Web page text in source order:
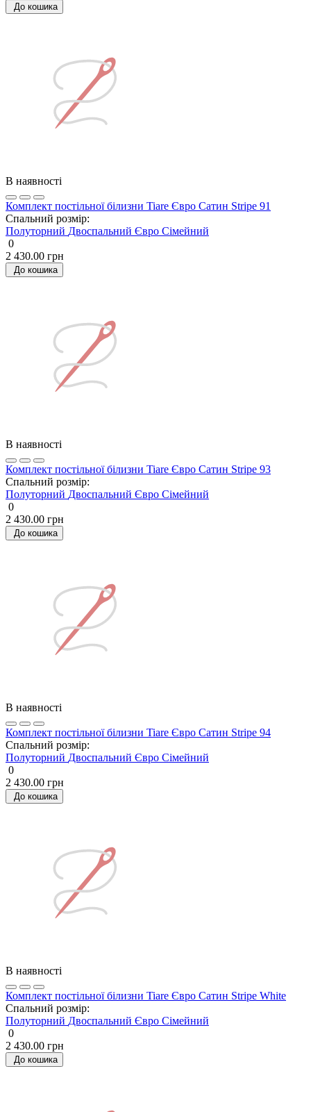
До кошика
В наявності
Комплект постільної білизни Tiare Євро Сатин Stripe 91
Спальний розмір:
Полуторний Двоспальний Євро Сімейний
0
2 430.00 грн
До кошика
В наявності
Комплект постільної білизни Tiare Євро Сатин Stripe 93
Спальний розмір:
Полуторний Двоспальний Євро Сімейний
0
2 430.00 грн
До кошика
В наявності
Комплект постільної білизни Tiare Євро Сатин Stripe 94
Спальний розмір:
Полуторний Двоспальний Євро Сімейний
0
2 430.00 грн
До кошика
В наявності
Комплект постільної білизни Tiare Євро Сатин Stripe White
Спальний розмір:
Полуторний Двоспальний Євро Сімейний
0
2 430.00 грн
До кошика